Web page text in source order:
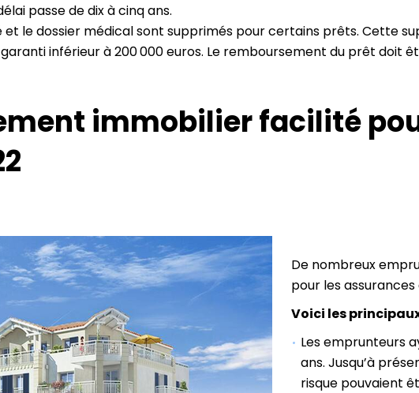
passe de dix à cinq ans.
et le dossier médical sont supprimés pour certains prêts. Cette
inférieur à 200 000 euros. Le remboursement du prêt doit
immobilier facilité
De nombreux
pour les
Voici les
Les emprunteurs
ans. Jusqu’à
risque pouvaient